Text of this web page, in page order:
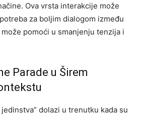
Ova vrsta interakcije može
za boljim dialogom između
pomoći u smanjenju tenzija i
Parade u Širem
jedinstva” dolazi u trenutku kada su